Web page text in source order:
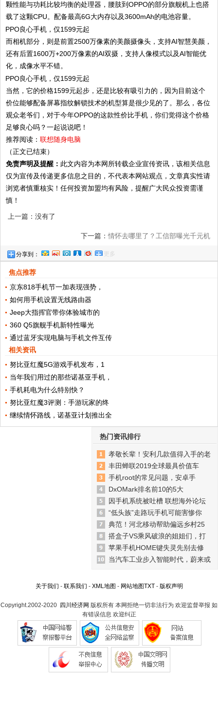
颗性能与功耗比较均衡的处理器，腰肢到OPPO的部分旗舰机上也搭
载了这颗CPU。配备最高6G大内存以及3600mAh的电池容量。
而相机部分，则是前置2500万像素的美颜摄像头，支持AI智慧美颜，
还有后置1600万+200万像素的AI双摄，支持人像模式以及AI智能优
化，成像水平不错。
当然，它的价格1599元起步，还是比较有吸引力的，因为目前这个
价位能够配备屏幕指纹解锁技术的机型算是很少见的了。那么，各位
观众老爷们，对于今年OPPO的这款性价比手机，你们觉得这个价格
足够良心吗？一起说说吧！
推荐阅读：联想随身电脑
（正文已结束）
免责声明及提醒： 此文内容为本网所转载企业宣传资讯，该相关信息
仅为宣传及传递更多信息之目的，不代表本网站观点，文章真实性请
浏览者慎重核实！任何投资加盟均有风险，提醒广大民众投资需谨
慎！
上一篇：没有了
下一篇：情怀去哪里了？工信部曝光千元机
分享到： 更多
焦点推荐
京东818手机节一加表现强势，
如何用手机设置无线路由器
Jeep大指挥官带你体验城市的
360 Q5旗舰手机新特性曝光
通过蓝牙实现电脑与手机文件互传
相关资讯
努比亚红魔5G游戏手机发布，1
当年我们用过的那些诺基亚手机，
手机耗电为什么特别快？
努比亚红魔3评测：手游玩家的终
继续情怀路线，诺基亚计划推出全
热门资讯排行
孝敬长辈！安利几款值得入手的老
丰田蝉联2019全球最具价值车
手机root的常见问题，安卓手
DxOMark排名前10的5大
因手机系统被吐槽 联想海外论坛
“低头族”走路玩手机可能害惨你
典范！河北移动帮助偏远乡村25
搭盒子VS乘风破浪的姐姐们，打
苹果手机HOME键失灵先别去修
当汽车工业步入智能时代，蔚来或
关于我们 - 联系我们 - XML地图 - 网站地图TXT- 版权声明
Copyright.2002-2020 四川经济网 版权所有 本网拒绝一切非法行为 欢迎监督举报 如
有错误信息 欢迎纠正